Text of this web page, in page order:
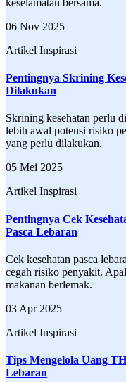
keselamatan bersama.
06 Nov 2025
Artikel Inspirasi
Pentingnya Skrining
Dilakukan
Skrining kesehatan perlu
lebih awal potensi risiko
yang perlu dilakukan.
05 Mei 2025
Artikel Inspirasi
Pentingnya Cek
Pasca Lebaran
Cek kesehatan pasca
cegah risiko penyakit.
makanan berlemak.
03 Apr 2025
Artikel Inspirasi
Tips Mengelola Uang
Lebaran